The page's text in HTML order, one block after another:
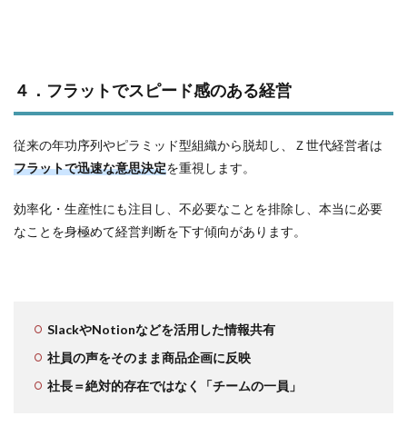
４．フラットでスピード感のある経営
従来の年功序列やピラミッド型組織から脱却し、Ｚ世代経営者は
フラットで迅速な意思決定を重視します。
効率化・生産性にも注目し、不必要なことを排除し、本当に必要
なことを身極めて経営判断を下す傾向があります。
SlackやNotionなどを活用した情報共有
社員の声をそのまま商品企画に反映
社長＝絶対的存在ではなく「チームの一員」